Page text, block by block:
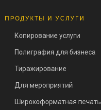
ПРОДУКТЫ И УСЛУГИ
Копирование услуги
Полиграфия для бизнеса
Тиражирование
Для мероприятий
Широкоформатная печать